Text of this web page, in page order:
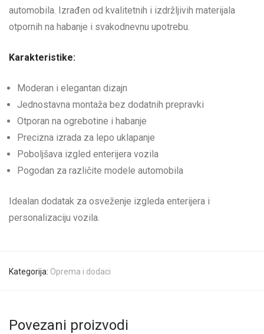
automobila. Izrađen od kvalitetnih i izdržljivih materijala
otpornih na habanje i svakodnevnu upotrebu.
Karakteristike:
Moderan i elegantan dizajn
Jednostavna montaža bez dodatnih prepravki
Otporan na ogrebotine i habanje
Precizna izrada za lepo uklapanje
Poboljšava izgled enterijera vozila
Pogodan za različite modele automobila
Idealan dodatak za osveženje izgleda enterijera i
personalizaciju vozila.
Kategorija: Oprema i dodaci
Povezani proizvodi